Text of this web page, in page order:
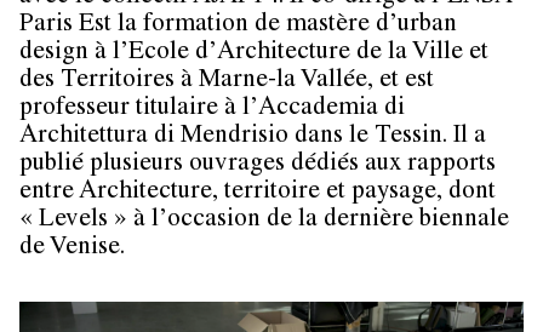
Paris Est la formation de mastère d’urban
design à l’Ecole d’Architecture de la Ville et
des Territoires à Marne-la Vallée, et est
professeur titulaire à l’Accademia di
Architettura di Mendrisio dans le Tessin. Il a
publié plusieurs ouvrages dédiés aux rapports
entre Architecture, territoire et paysage, dont
« Levels » à l’occasion de la dernière biennale
de Venise.